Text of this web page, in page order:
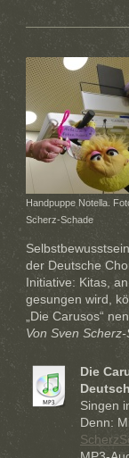
Handpuppe Notella.
Scherz-Schade
der Deutsche
Initiative: Kitas,
gesungen wird,
„Die Carusos“
Von Sven
Die
Singen
Denn: